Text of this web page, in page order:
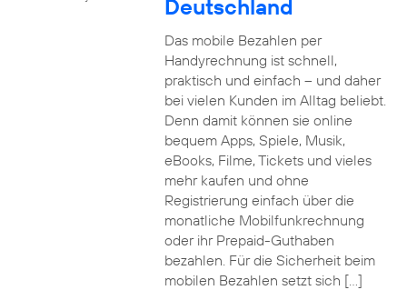
Deutschland
Das mobile Bezahlen per
Handyrechnung ist schnell,
praktisch und einfach – und daher
bei vielen Kunden im Alltag beliebt.
Denn damit können sie online
bequem Apps, Spiele, Musik,
eBooks, Filme, Tickets und vieles
mehr kaufen und ohne
Registrierung einfach über die
monatliche Mobilfunkrechnung
oder ihr Prepaid-Guthaben
bezahlen. Für die Sicherheit beim
mobilen Bezahlen setzt sich […]